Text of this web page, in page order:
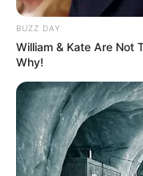
guirlandas,ou,.
noeme há 13
luiza há 13 anos
Trabalho como
das crianças
BUZZ DAY
William & Kate Are Not
Why!